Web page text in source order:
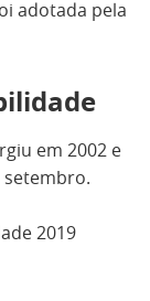
adotada pela
em 2002 e
setembro.
2019